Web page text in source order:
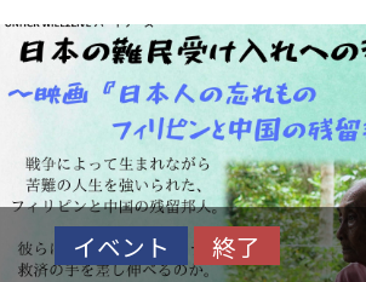
イベント
終了